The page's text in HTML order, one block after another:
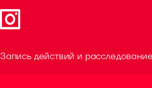
Запись действий и